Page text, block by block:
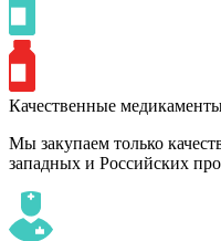
Качественные
Мы закупаем только
западных и Российских